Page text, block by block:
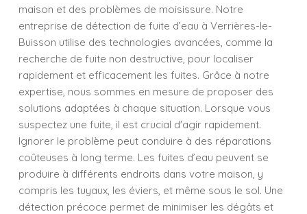
maison et des problèmes de moisissure. Notre
entreprise de détection de fuite d’eau à Verrières-le-
Buisson utilise des technologies avancées, comme la
recherche de fuite non destructive, pour localiser
rapidement et efficacement les fuites. Grâce à notre
expertise, nous sommes en mesure de proposer des
solutions adaptées à chaque situation. Lorsque vous
suspectez une fuite, il est crucial d'agir rapidement.
Ignorer le problème peut conduire à des réparations
coûteuses à long terme. Les fuites d’eau peuvent se
produire à différents endroits dans votre maison, y
compris les tuyaux, les éviers, et même sous le sol. Une
détection précoce permet de minimiser les dégâts et